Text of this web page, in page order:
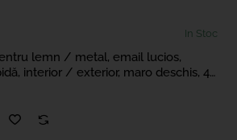
In Stoc
lemn / metal, email lucios,
interior / exterior, maro deschis, 4